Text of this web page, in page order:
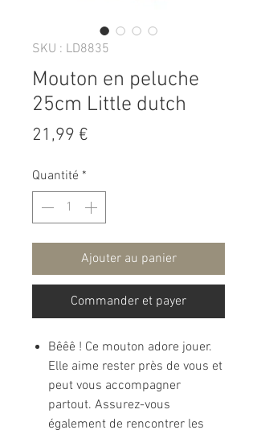
SKU : LD8835
Mouton en peluche
25cm Little dutch
21,99 €
Quantité *
Ajouter au panier
Commander et payer
Bêêê ! Ce mouton adore jouer.
Elle aime rester près de vous et
peut vous accompagner
partout. Assurez-vous
également de rencontrer les